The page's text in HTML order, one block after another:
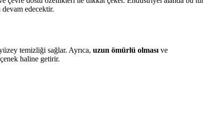
edecektir.
temizliği sağlar. Ayrıca, uzun ömürlü olması ve
haline getirir.